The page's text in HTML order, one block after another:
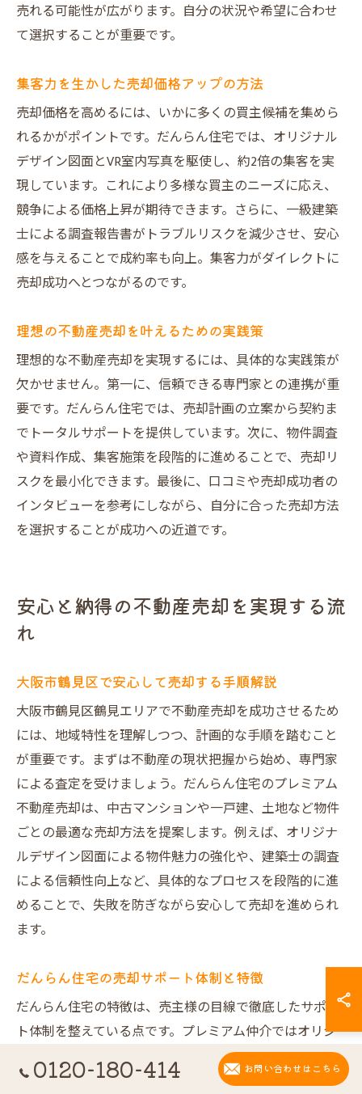
売れる可能性が広がります。自分の状況や希望に合わせ
て選択することが重要です。
集客力を生かした売却価格アップの方法
売却価格を高めるには、いかに多くの買主候補を集めら
れるかがポイントです。だんらん住宅では、オリジナル
デザイン図面とVR室内写真を駆使し、約2倍の集客を実
現しています。これにより多様な買主のニーズに応え、
競争による価格上昇が期待できます。さらに、一級建築
士による調査報告書がトラブルリスクを減少させ、安心
感を与えることで成約率も向上。集客力がダイレクトに
売却成功へとつながるのです。
理想の不動産売却を叶えるための実践策
理想的な不動産売却を実現するには、具体的な実践策が
欠かせません。第一に、信頼できる専門家との連携が重
要です。だんらん住宅では、売却計画の立案から契約ま
でトータルサポートを提供しています。次に、物件調査
や資料作成、集客施策を段階的に進めることで、売却リ
スクを最小化できます。最後に、口コミや売却成功者の
インタビューを参考にしながら、自分に合った売却方法
を選択することが成功への近道です。
安心と納得の不動産売却を実現する流
れ
大阪市鶴見区で安心して売却する手順解説
大阪市鶴見区鶴見エリアで不動産売却を成功させるため
には、地域特性を理解しつつ、計画的な手順を踏むこと
が重要です。まずは不動産の現状把握から始め、専門家
による査定を受けましょう。だんらん住宅のプレミアム
不動産売却は、中古マンションや一戸建、土地など物件
ごとの最適な売却方法を提案します。例えば、オリジナ
ルデザイン図面による物件魅力の強化や、建築士の調査
による信頼性向上など、具体的なプロセスを段階的に進
めることで、失敗を防ぎながら安心して売却を進められ
ます。
だんらん住宅の売却サポート体制と特徴
だんらん住宅の特徴は、売主様の目線で徹底したサポー
ト体制を整えている点です。プレミアム仲介ではオリジ
ナルデザイン図面を活用し、集客力を約2倍に高めていま
す。また、直接買取なら仲介手数料が不要、オークショ
0120-180-414 お問い合わせはこちら